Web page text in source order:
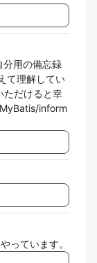
分用の備忘録
て理解してい
ただけると幸
inform
っています。